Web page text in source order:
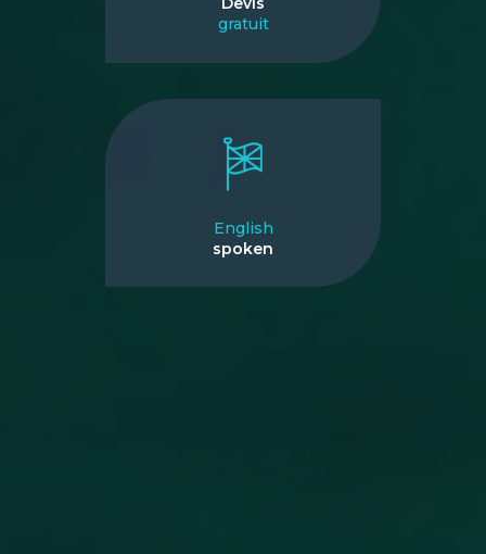
gratuit
English
spoken